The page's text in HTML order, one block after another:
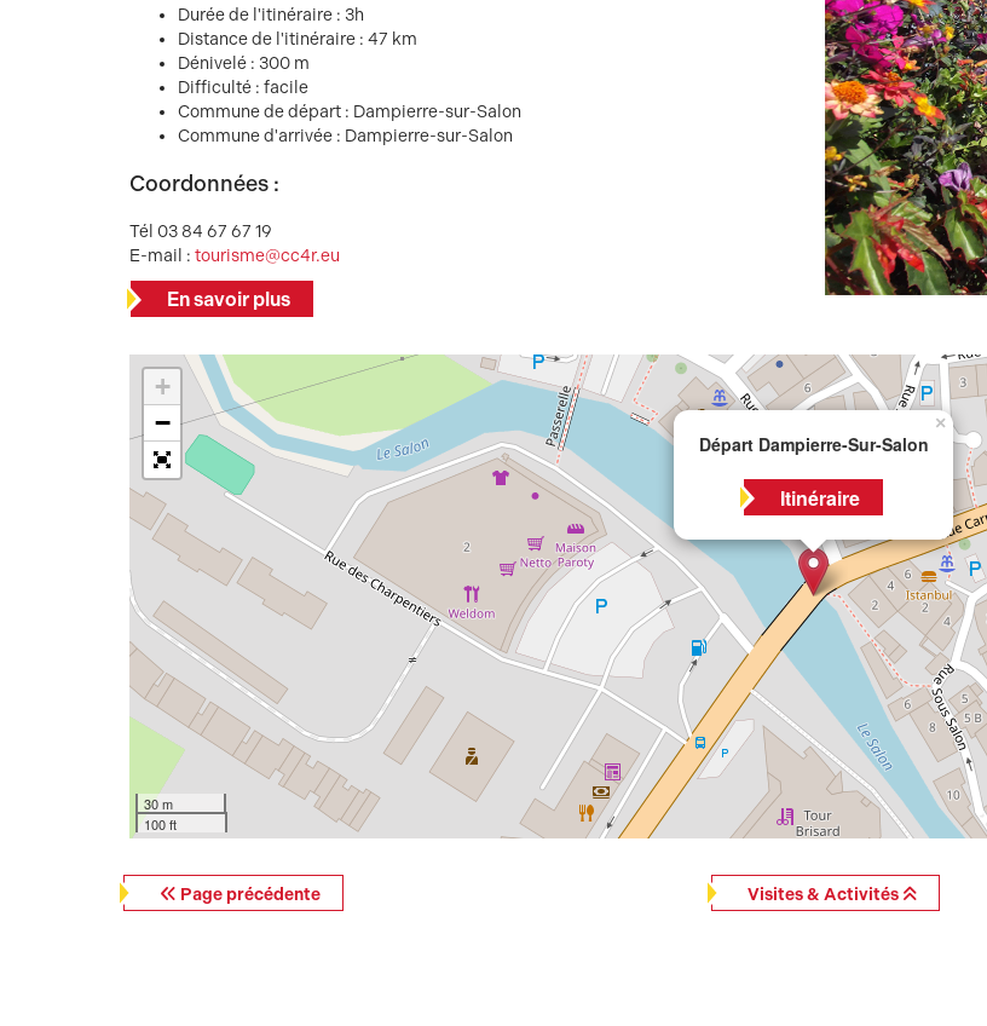
Durée de l'itinéraire : 3h
Distance de l'itinéraire : 47 km
Dénivelé : 300 m
Difficulté : facile
Commune de départ : Dampierre-sur-Salon
Commune d'arrivée : Dampierre-sur-Salon
Coordonnées :
Tél 03 84 67 67 19
E-mail : tourisme@cc4r.eu
En savoir plus
Départ Dampierre-Sur-Salon
Itinéraire
×
+
−
30 m
100 ft
Page précédente Visites & Activités